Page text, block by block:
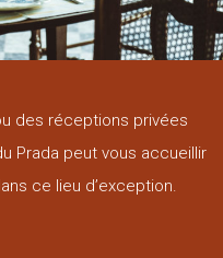
des réceptions privées
Prada peut vous accueillir
ce lieu d’exception.